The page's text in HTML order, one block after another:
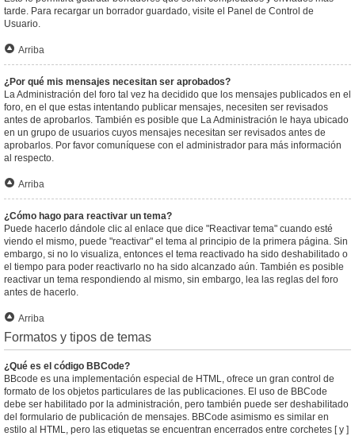
tarde. Para recargar un borrador guardado, visite el Panel de Control de
Usuario.
Arriba
¿Por qué mis mensajes necesitan ser aprobados?
La Administración del foro tal vez ha decidido que los mensajes publicados en el
foro, en el que estas intentando publicar mensajes, necesiten ser revisados
antes de aprobarlos. También es posible que La Administración le haya ubicado
en un grupo de usuarios cuyos mensajes necesitan ser revisados antes de
aprobarlos. Por favor comuníquese con el administrador para más información
al respecto.
Arriba
¿Cómo hago para reactivar un tema?
Puede hacerlo dándole clic al enlace que dice "Reactivar tema" cuando esté
viendo el mismo, puede "reactivar" el tema al principio de la primera página. Sin
embargo, si no lo visualiza, entonces el tema reactivado ha sido deshabilitado o
el tiempo para poder reactivarlo no ha sido alcanzado aún. También es posible
reactivar un tema respondiendo al mismo, sin embargo, lea las reglas del foro
antes de hacerlo.
Arriba
Formatos y tipos de temas
¿Qué es el código BBCode?
BBcode es una implementación especial de HTML, ofrece un gran control de
formato de los objetos particulares de las publicaciones. El uso de BBCode
debe ser habilitado por la administración, pero también puede ser deshabilitado
del formulario de publicación de mensajes. BBCode asimismo es similar en
estilo al HTML, pero las etiquetas se encuentran encerrados entre corchetes [ y ]